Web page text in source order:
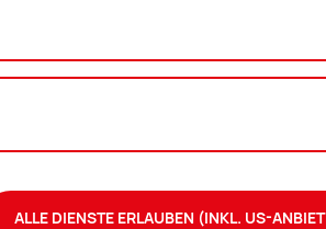
MwSt.
ALLE DIENSTE ERLAUBEN (INKL. US-